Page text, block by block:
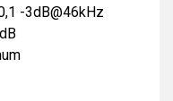
-3dB@46kHz